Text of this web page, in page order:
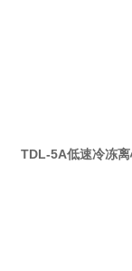
TDL-5A低速冷冻